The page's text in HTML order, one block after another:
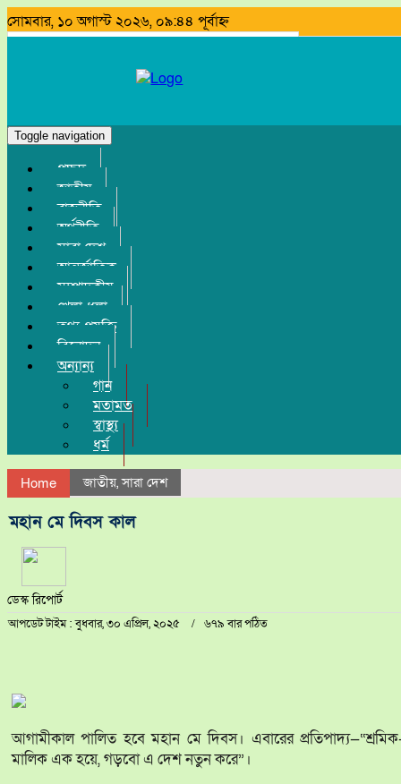
সোমবার, ১০ অগাস্ট ২০২৬, ০৯:৪৪ পূর্বাহ্ন
Toggle navigation
প্রচ্ছদ
জাতীয়
রাজনীতি
অর্থনীতি
সারা দেশ
আন্তর্জাতিক
সম্পাদকীয়
খেলা-ধুলা
তথ্য-প্রযুক্তি
বিনোদন
অন্যান্য
গান
মতামত
স্বাস্থ্য
ধর্ম
Home জাতীয়,সারা দেশ
মহান মে দিবস কাল
ডেস্ক রিপোর্ট
আপডেট টাইম : বুধবার, ৩০ এপ্রিল, ২০২৫ ৬৭৯ বার পঠিত
আগামীকাল পালিত হবে মহান মে দিবস। এবারের
মালিক এক হয়ে, গড়বো এ দেশ নতুন করে”।